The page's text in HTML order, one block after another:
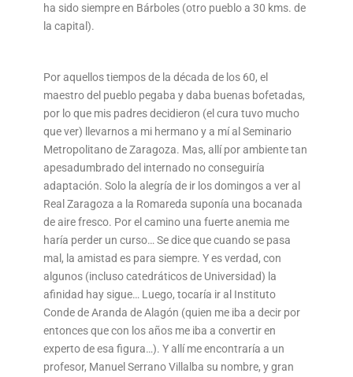
ha sido siempre en Bárboles (otro pueblo a 30 kms. de
la capital).
Por aquellos tiempos de la década de los 60, el
maestro del pueblo pegaba y daba buenas bofetadas,
por lo que mis padres decidieron (el cura tuvo mucho
que ver) llevarnos a mi hermano y a mí al Seminario
Metropolitano de Zaragoza. Mas, allí por ambiente tan
apesadumbrado del internado no conseguiría
adaptación. Solo la alegría de ir los domingos a ver al
Real Zaragoza a la Romareda suponía una bocanada
de aire fresco. Por el camino una fuerte anemia me
haría perder un curso… Se dice que cuando se pasa
mal, la amistad es para siempre. Y es verdad, con
algunos (incluso catedráticos de Universidad) la
afinidad hay sigue… Luego, tocaría ir al Instituto
Conde de Aranda de Alagón (quien me iba a decir por
entonces que con los años me iba a convertir en
experto de esa figura…). Y allí me encontraría a un
profesor, Manuel Serrano Villalba su nombre, y gran